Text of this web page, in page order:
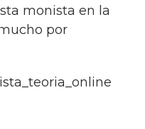
monista en la
por